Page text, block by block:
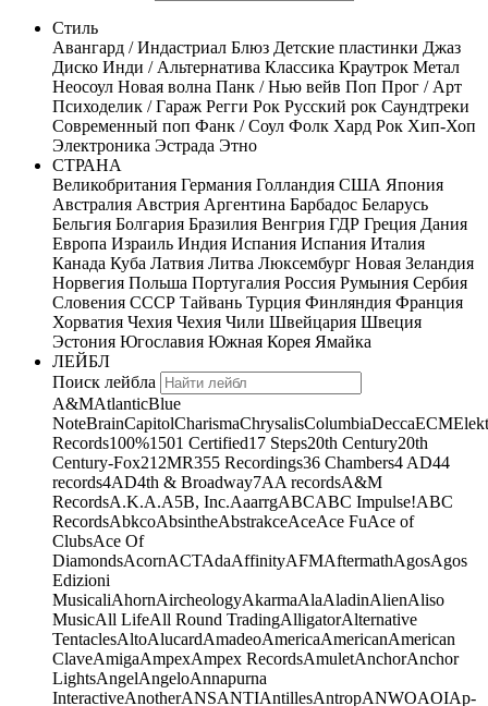
Стиль
Авангард / Индастриал Блюз Детские пластинки Джаз
Диско Инди / Альтернатива Классика Краутрок Метал
Неосоул Новая волна Панк / Нью вейв Поп Прог / Арт
Психоделик / Гараж Регги Рок Русский рок Саундтреки
Современный поп Фанк / Соул Фолк Хард Рок Хип-Хоп
Электроника Эстрада Этно
СТРАНА
Великобритания Германия Голландия США Япония
Австралия Австрия Аргентина Барбадос Беларусь
Бельгия Болгария Бразилия Венгрия ГДР Греция Дания
Европа Израиль Индия Испания Испания Италия
Канада Куба Латвия Литва Люксембург Новая Зеландия
Норвегия Польша Португалия Россия Румыния Сербия
Словения СССР Тайвань Турция Финляндия Франция
Хорватия Чехия Чехия Чили Швейцария Швеция
Эстония Югославия Южная Корея Ямайка
ЛЕЙБЛ
Поиск лейбла
A&MAtlanticBlue
NoteBrainCapitolCharismaChrysalisColumbiaDeccaECM
Records100%1501 Certified17 Steps20th Century20th
Century-Fox21 2MR355 Recordings36 Chambers4 AD44
records4AD4th & Broadway7AA recordsA&M
RecordsA.K.A.A5B, Inc.AaarrgABCABC Impulse!ABC
RecordsAbkcoAbsintheAbstrakceAceAce FuAce of
ClubsAce Of
DiamondsAcornACTAdaAffinityAFMAftermathAgosAgos
Edizioni
MusicaliAhornAircheologyAkarmaAlaAladinAlienAliso
MusicAll LifeAll Round TradingAlligatorAlternative
TentaclesAltoAlucardAmadeoAmericaAmericanAmerican
ClaveAmigaAmpexAmpex RecordsAmuletAnchorAnchor
LightsAngelAngeloAnnapurna
InteractiveAnotherANSANTIAntillesAntropANWOAOIAp-